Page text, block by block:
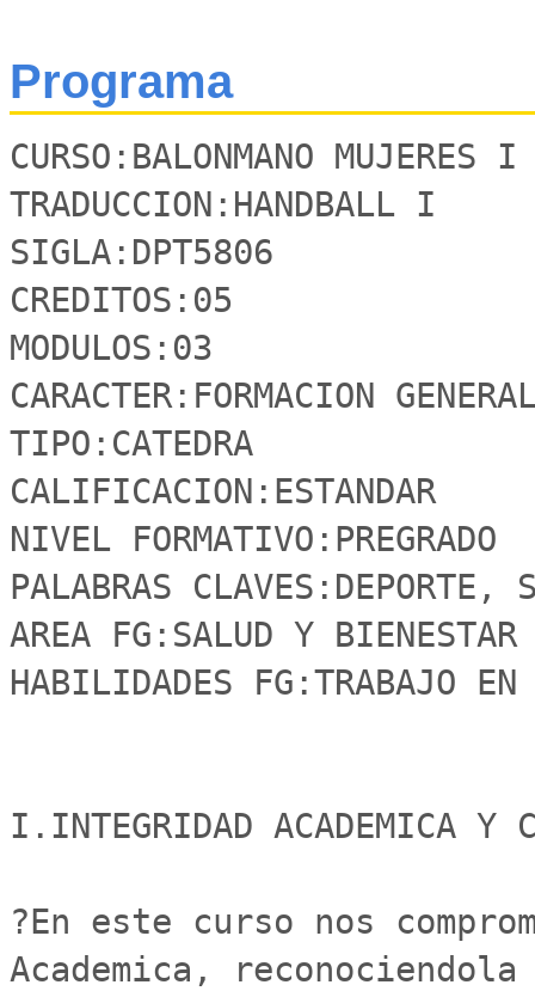
Programa
CURSO:BALONMANO MUJERES I
TRADUCCION:HANDBALL I
SIGLA:DPT5806
CREDITOS:05
MODULOS:03
CARACTER:FORMACION
TIPO:CATEDRA
CALIFICACION:ESTANDAR
NIVEL FORMATIVO:PREGRADO
PALABRAS CLAVES:DEPORTE,
AREA FG:SALUD Y BIENESTAR
HABILIDADES FG:TRABAJO
I.INTEGRIDAD ACADEMICA Y
?En este curso nos
Academica,